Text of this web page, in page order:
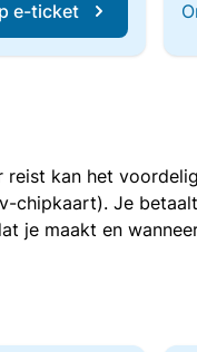
e-ticket
reist kan het
chipkaart). Je
je maakt en